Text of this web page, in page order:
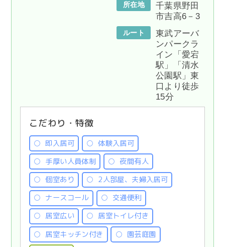
所在地
千葉県野田
市吉高6－3
ルート
東武アーバ
ンパークラ
イン「愛宕
駅」「清水
公園駅」東
口より徒歩
15分
こだわり・特徴
即入居可
体験入居可
手厚い人員体制
夜間有人
個室あり
2人部屋、夫婦入居可
ナースコール
交通便利
居室広い
居室トイレ付き
居室キッチン付き
園芸庭園